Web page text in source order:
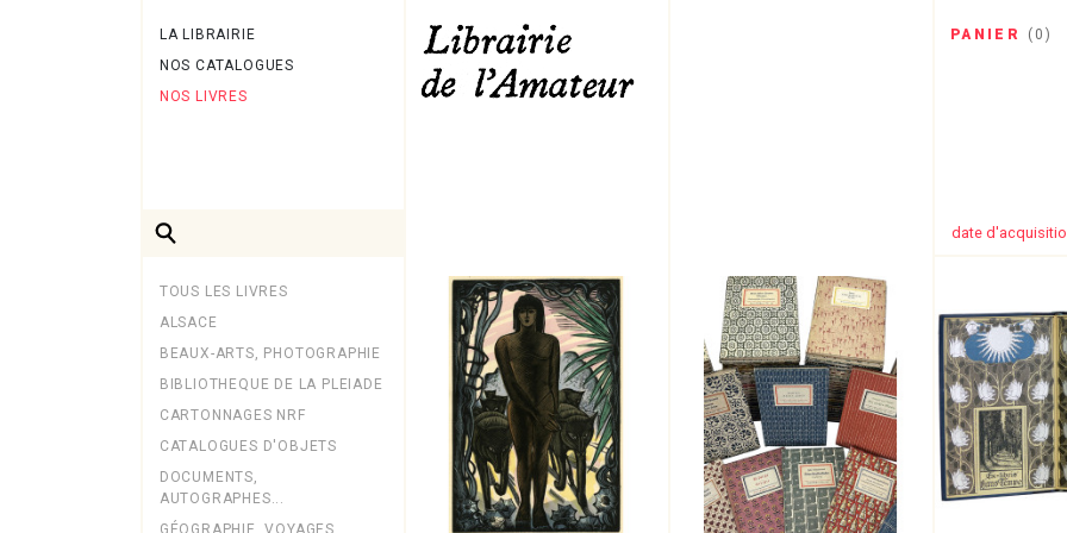
LA LIBRAIRIE
NOS CATALOGUES
NOS LIVRES
TOUS LES LIVRES
ALSACE
BEAUX-ARTS, PHOTOGRAPHIE
BIBLIOTHEQUE DE LA PLEIADE
CARTONNAGES NRF
CATALOGUES D'OBJETS
DOCUMENTS,
AUTOGRAPHES...
GÉOGRAPHIE, VOYAGES
PANIER ( 0)
date